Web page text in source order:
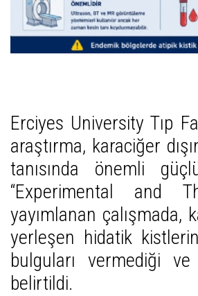
Erciyes University Tıp
araştırma, karaciğer
tanısında önemli
“Experimental and
yayımlanan çalışmada,
yerleşen hidatik
bulguları vermediği
belirtildi.